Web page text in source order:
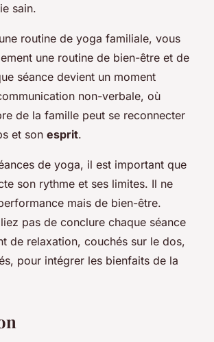
sain.
routine de yoga familiale, vous
une routine de bien-être et de
séance devient un moment
non-verbale, où
de la famille peut se reconnecter
et son esprit.
de yoga, il est important que
son rythme et ses limites. Il ne
mais de bien-être.
pas de conclure chaque séance
de relaxation, couchés sur le dos,
pour intégrer les bienfaits de la